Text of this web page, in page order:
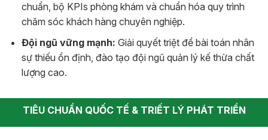
chuẩn, bộ KPIs phòng khám và chuẩn hóa quy trình
chăm sóc khách hàng chuyên nghiệp.
Đội ngũ vững mạnh: Giải quyết triệt để bài toán nhân
sự thiếu ổn định, đào tạo đội ngũ quản lý kế thừa chất
lượng cao.
TIÊU CHUẨN QUỐC TẾ & TRIẾT LÝ PHÁT TRIỂN